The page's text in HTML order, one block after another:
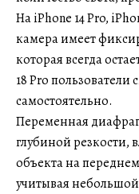
На iPhone 14 Pro,
камера имеет
которая всегда
18 Pro пользователи
самостоятельно.
Переменная
глубиной резкости,
объекта на
учитывая